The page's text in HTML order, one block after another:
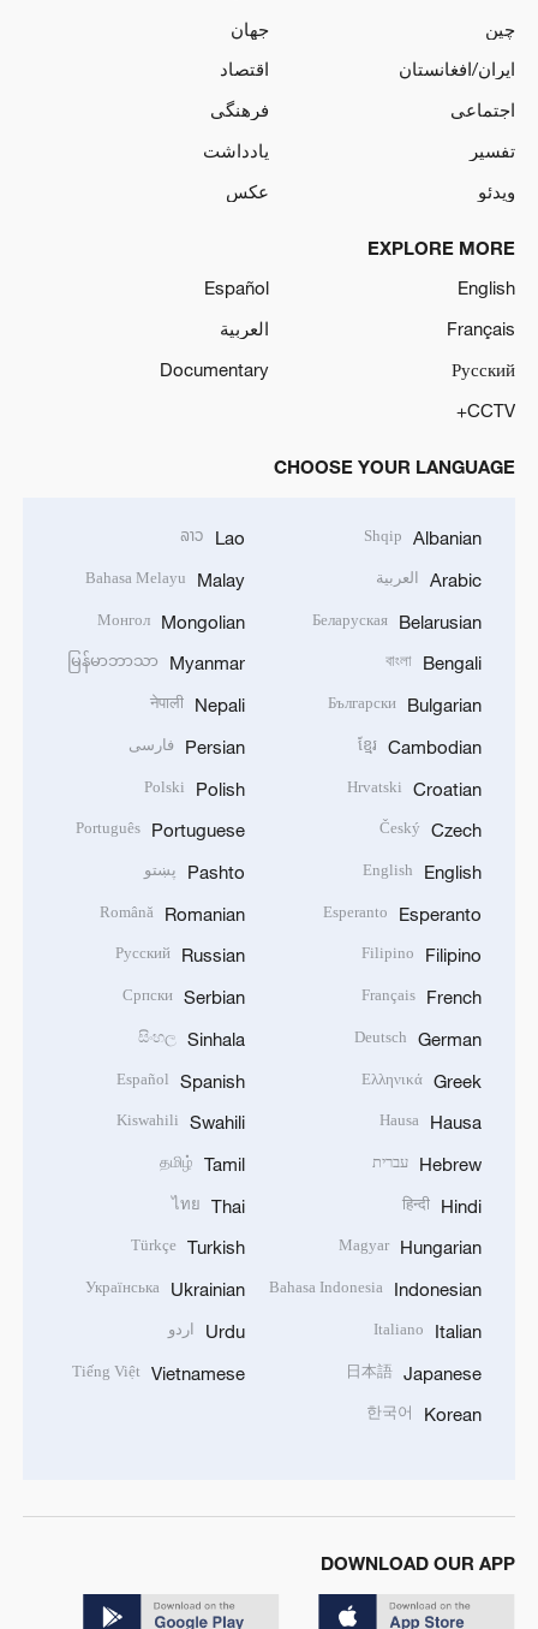
چین
جهان
ایران/افغانستان
اقتصاد
اجتماعی
فرهنگی
تفسیر
یادداشت
ویدئو
عکس
EXPLORE MORE
English
Español
Français
العربية
Русский
Documentary
CCTV+
CHOOSE YOUR LANGUAGE
Albanian
Shqip
Arabic العربية
Belarusian
Беларуская
Bengali
বাংলা
Bulgarian
Български
Cambodian
ខ្មែរ
Croatian
Hrvatski
Czech
Český
English
English
Esperanto
Esperanto
Filipino
Filipino
French
Français
German
Deutsch
Greek
Ελληνικά
Hausa
Hausa
Hebrew עברית
Hindi
हिन्दी
Hungarian
Magyar
Indonesian
Bahasa Indonesia
Italian
Italiano
Japanese
日本語
Korean
한국어
Lao
ລາວ
Malay
Bahasa Melayu
Mongolian
Монгол
Myanmar
မြန်မာဘာသာ
Nepali
नेपाली
Persian فارسی
Polish
Polski
Portuguese
Português
Pashto پښتو
Romanian
Română
Russian
Русский
Serbian
Српски
Sinhala
සිංහල
Spanish
Español
Swahili
Kiswahili
Tamil
தமிழ்
Thai
ไทย
Turkish
Türkçe
Ukrainian
Українська
Urdu اردو
Vietnamese
Tiếng Việt
DOWNLOAD OUR APP